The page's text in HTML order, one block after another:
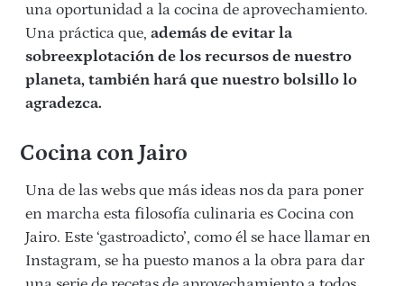
una oportunidad a la cocina de aprovechamiento.
Una práctica que, además de evitar la
sobreexplotación de los recursos de nuestro
planeta, también hará que nuestro bolsillo lo
agradezca.
Cocina con Jairo
Una de las webs que más ideas nos da para poner
en marcha esta filosofía culinaria es Cocina con
Jairo. Este ‘gastroadicto’, como él se hace llamar en
Instagram, se ha puesto manos a la obra para dar